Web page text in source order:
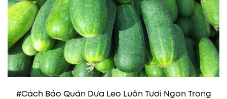
#Cách Bảo Quản Dưa Leo Luôn Tươi Ngon Trong